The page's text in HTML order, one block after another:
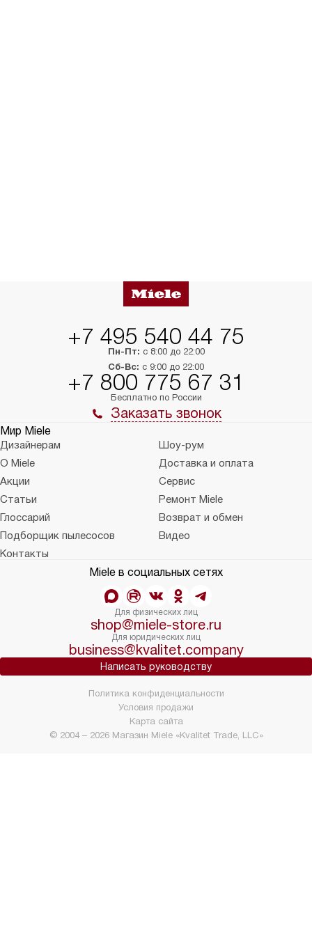
+7 495 540 44 75
Пн-Пт: с 8:00 до 22:00
Сб-Вс: с 9:00 до 22:00
+7 800 775 67 31
Бесплатно по России
Заказать звонок
Мир Miele
Дизайнерам
Шоу-рум
О Miele
Доставка и оплата
Акции
Сервис
Статьи
Ремонт Miele
Глоссарий
Возврат и обмен
Подборщик пылесосов
Видео
Контакты
Miele в социальных сетях
Для физических лиц
shop@miele-store.ru
Для юридических лиц
business@kvalitet.company
Написать руководству
© 2004 – 2026 Магазин Miele «Kvalitet Trade, LLC»
Политика конфиденциальности
Условия продажи
Карта сайта